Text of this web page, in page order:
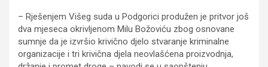
– Rješenjem Višeg suda u Podgorici produžen je pritvor još
dva mjeseca okrivljenom Milu Božoviću zbog osnovane
sumnje da je izvršio krivično djelo stvaranje kriminalne
organizacije i tri krivična djela neovlašćena proizvodnja,